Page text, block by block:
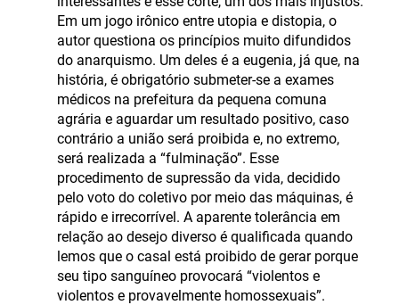
Em um jogo irônico entre utopia e distopia, o
autor questiona os princípios muito difundidos
do anarquismo. Um deles é a eugenia, já que, na
história, é obrigatório submeter-se a exames
médicos na prefeitura da pequena comuna
agrária e aguardar um resultado positivo, caso
contrário a união será proibida e, no extremo,
será realizada a “fulminação”. Esse
procedimento de supressão da vida, decidido
pelo voto do coletivo por meio das máquinas, é
rápido e irrecorrível. A aparente tolerância em
relação ao desejo diverso é qualificada quando
lemos que o casal está proibido de gerar porque
seu tipo sanguíneo provocará “violentos e
violentos e provavelmente homossexuais”.